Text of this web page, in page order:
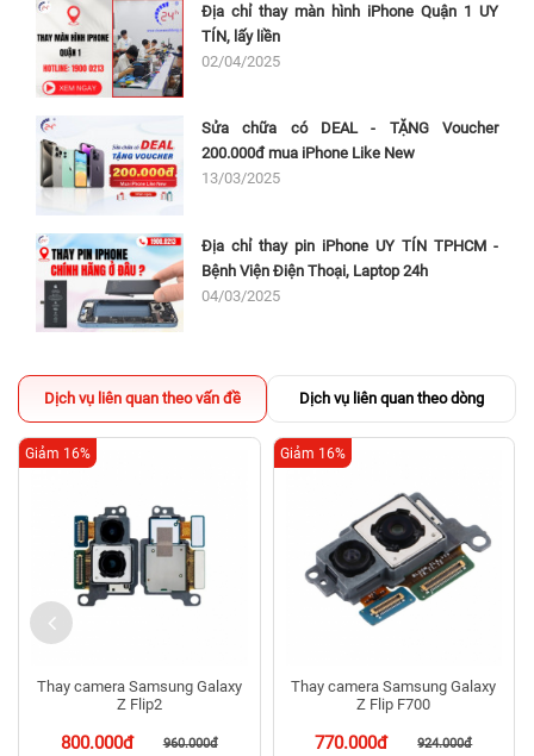
Địa chỉ thay màn hình iPhone Quận 1 UY
TÍN, lấy liền
02/04/2025
Sửa chữa có DEAL - TẶNG Voucher
200.000đ mua iPhone Like New
13/03/2025
Địa chỉ thay pin iPhone UY TÍN TPHCM -
Bệnh Viện Điện Thoại, Laptop 24h
04/03/2025
Dịch vụ liên quan theo vấn đề Dịch vụ liên quan theo dòng
Thay camera Samsung Galaxy
Z Flip2
800.000đ 960.000đ
Giảm 16%
Thay camera Samsung Galaxy
Z Flip F700
770.000đ 924.000đ
Giảm 16%